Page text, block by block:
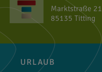
Marktstraße 21
85135 Titting
URLAUB